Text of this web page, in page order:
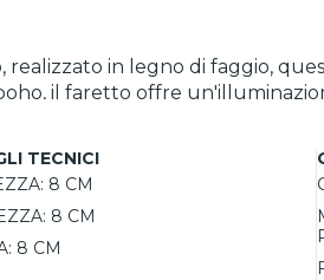
in legno di faggio,
il faretto offre
dal soggiorno alla camera
è dimmerabile,
TECNICI
8 CM
8 CM
8 CM